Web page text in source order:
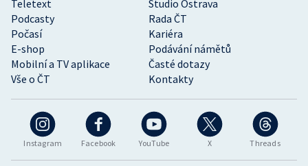
Instagram Facebook YouTube X Threads
Teletext
Studio Ostrava
Podcasty
Rada ČT
Počasí
Kariéra
E-shop
Podávání námětů
Mobilní a TV aplikace
Časté dotazy
Vše o ČT
Kontakty